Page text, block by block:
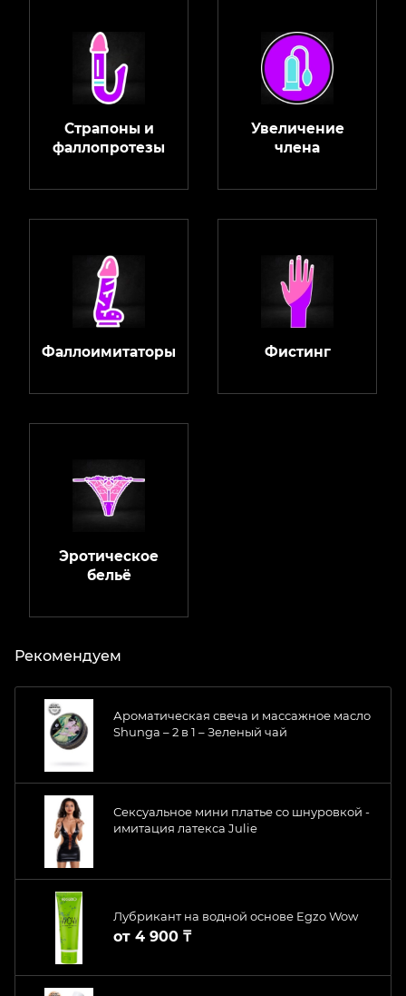
Страпоны и
фаллопротезы
Увеличение
члена
Фаллоимитаторы Фистинг
Эротическое
бельё
Рекомендуем
Ароматическая свеча и массажное масло
Shunga – 2 в 1 – Зеленый чай
Сексуальное мини платье со шнуровкой -
имитация латекса Julie
Лубрикант на водной основе Egzo Wow
от 4 900 ₸